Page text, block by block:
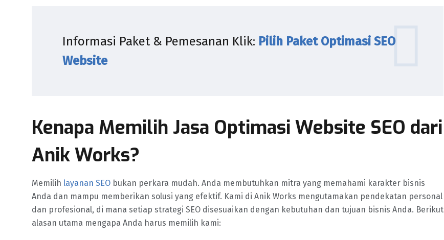
Informasi Paket & Pemesanan Klik: Pilih Paket Optimasi SEO
Website
Kenapa Memilih Jasa Optimasi Website SEO dari
Anik Works?
Memilih layanan SEO bukan perkara mudah. Anda membutuhkan mitra yang memahami karakter bisnis
Anda dan mampu memberikan solusi yang efektif. Kami di Anik Works mengutamakan pendekatan personal
dan profesional, di mana setiap strategi SEO disesuaikan dengan kebutuhan dan tujuan bisnis Anda. Berikut
alasan utama mengapa Anda harus memilih kami: